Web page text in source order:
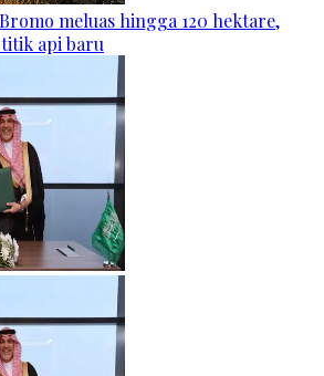
meluas hingga 120 hektare,
api baru